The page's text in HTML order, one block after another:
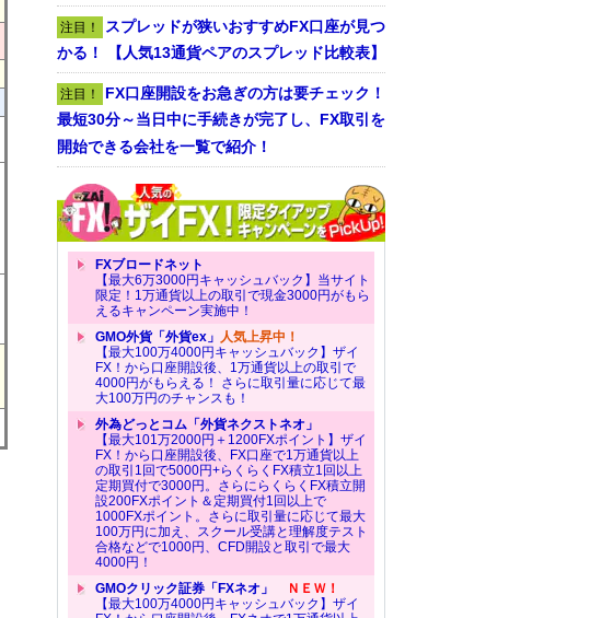
注目！ スプレッドが狭いおすすめFX口座が見つ
かる！ 【人気13通貨ペアのスプレッド比較表】
注目！ FX口座開設をお急ぎの方は要チェック！
最短30分～当日中に手続きが完了し、FX取引を
開始できる会社を一覧で紹介！
FXブロードネット
【最大6万3000円キャッシュバック】当サイト
限定！1万通貨以上の取引で現金3000円がもら
えるキャンペーン実施中！
GMO外貨「外貨ex」 人気上昇中！
【最大100万4000円キャッシュバック】ザイ
FX！から口座開設後、1万通貨以上の取引で
4000円がもらえる！ さらに取引量に応じて最
大100万円のチャンスも！
外為どっとコム「外貨ネクストネオ」
【最大101万2000円＋1200FXポイント】ザイ
FX！から口座開設後、FX口座で1万通貨以上
の取引1回で5000円+らくらくFX積立1回以上
定期買付で3000円。さらにらくらくFX積立開
設200FXポイント＆定期買付1回以上で
1000FXポイント。さらに取引量に応じて最大
100万円に加え、スクール受講と理解度テスト
合格などで1000円、CFD開設と取引で最大
4000円！
GMOクリック証券「FXネオ」
ＮＥＷ！
【最大100万4000円キャッシュバック】ザイ